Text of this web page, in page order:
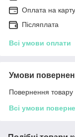
Оплата на карту
Післяплата
Всі умови оплати
Умови
Повернення товару
Всі умови